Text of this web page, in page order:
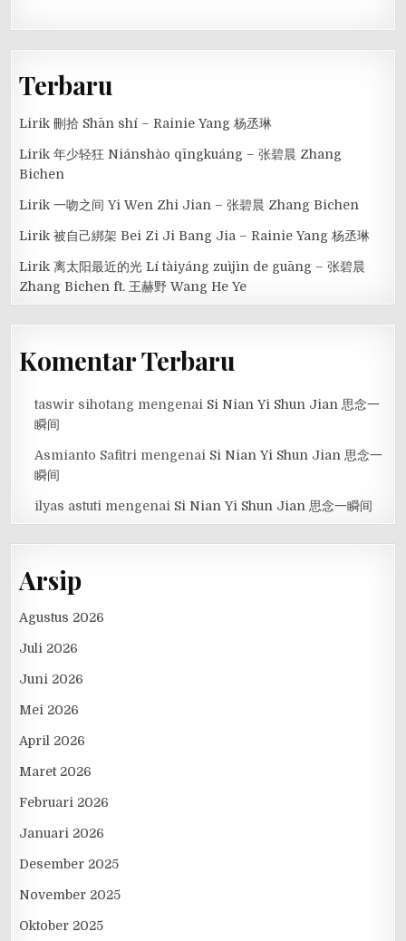
Terbaru
Lirik 刪拾 Shān shí – Rainie Yang 杨丞琳
Lirik 年少轻狂 Niánshào qīngkuáng – 张碧晨 Zhang
Bichen
Lirik 一吻之间 Yi Wen Zhi Jian – 张碧晨 Zhang Bichen
Lirik 被自己綁架 Bei Zi Ji Bang Jia – Rainie Yang 杨丞琳
Lirik 离太阳最近的光 Lí tàiyáng zuìjìn de guāng – 张碧晨
Zhang Bichen ft. 王赫野 Wang He Ye
Komentar Terbaru
taswir sihotang mengenai Si Nian Yi Shun Jian 思念一
瞬间
Asmianto Safitri mengenai Si Nian Yi Shun Jian 思念一
瞬间
ilyas astuti mengenai Si Nian Yi Shun Jian 思念一瞬间
Arsip
Agustus 2026
Juli 2026
Juni 2026
Mei 2026
April 2026
Maret 2026
Februari 2026
Januari 2026
Desember 2025
November 2025
Oktober 2025